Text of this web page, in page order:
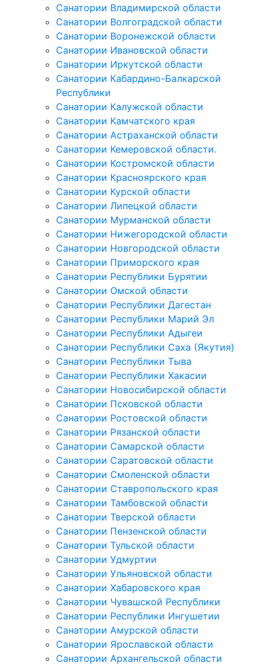
Санатории Владимирской области
Санатории Волгоградской области
Санатории Воронежской области
Санатории Ивановской области
Санатории Иркутской области
Санатории Кабардино-Балкарской
Республики
Санатории Калужской области
Санатории Камчатского края
Санатории Астраханской области
Санатории Кемеровской области.
Санатории Костромской области
Санатории Красноярского края
Санатории Курской области
Санатории Липецкой области
Санатории Мурманской области
Санатории Нижегородской области
Санатории Новгородской области
Санатории Приморского края
Санатории Республики Бурятии
Санатории Омской области
Санатории Республики Дагестан
Санатории Республики Марий Эл
Санатории Республики Адыгеи
Санатории Республики Саха (Якутия)
Санатории Республики Тыва
Санатории Республики Хакасии
Санатории Новосибирской области
Санатории Псковской области
Санатории Ростовской области
Санатории Рязанской области
Санатории Самарской области
Санатории Саратовской области
Санатории Смоленской области
Санатории Ставропольского края
Санатории Тамбовской области
Санатории Тверской области
Санатории Пензенской области
Санатории Тульской области
Санатории Удмуртии
Санатории Ульяновской области
Санатории Хабаровского края
Санатории Чувашской Республики
Санатории Республики Ингушетии
Санатории Амурской области
Санатории Ярославской области
Санатории Архангельской области